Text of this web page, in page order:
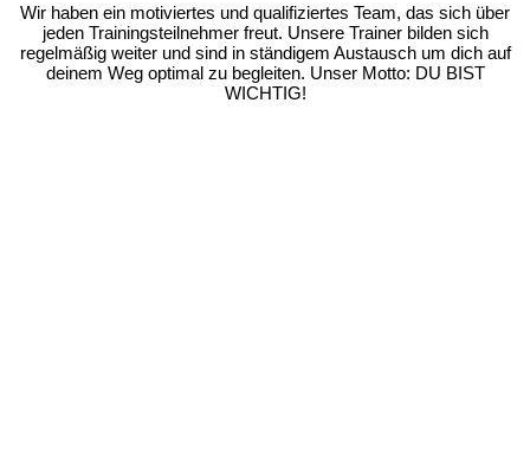
Wir haben ein motiviertes und qualifiziertes Team, das sich über
jeden Trainingsteilnehmer freut. Unsere Trainer bilden sich
regelmäßig weiter und sind in ständigem Austausch um dich auf
deinem Weg optimal zu begleiten. Unser Motto: DU BIST
WICHTIG!